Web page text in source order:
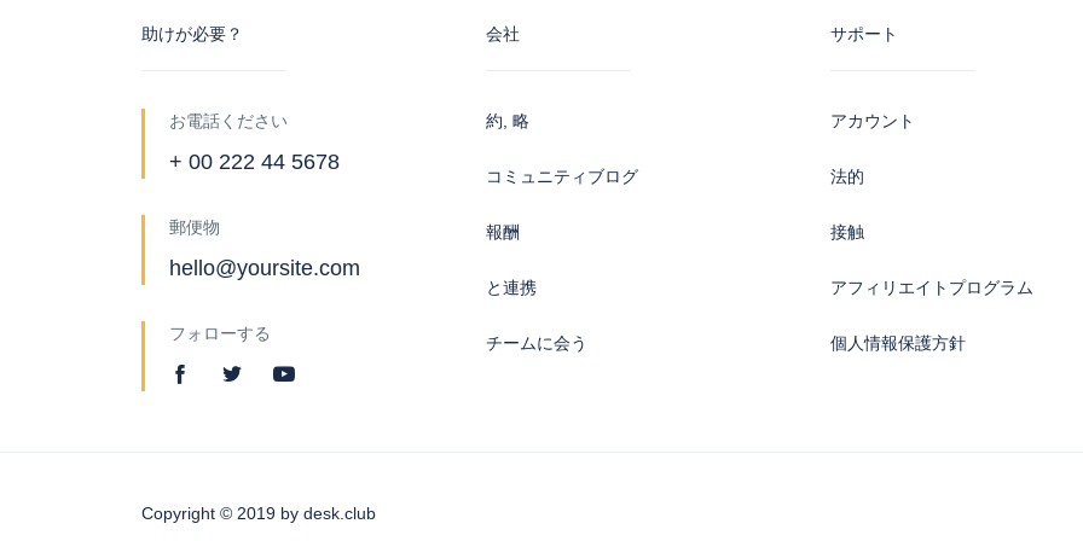
助けが必要？
お電話ください
+ 00 222 44 5678
郵便物
hello@yoursite.com
フォローする
会社
約, 略
コミュニティブログ
報酬
と連携
チームに会う
サポート
アカウント
法的
接触
アフィリエイトプログラム
個人情報保護方針
Copyright © 2019 by desk.club